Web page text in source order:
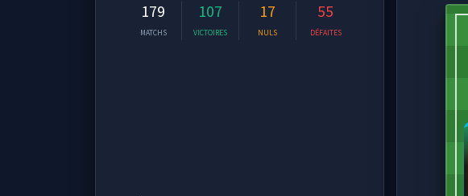
179
MATCHS
107
VICTOIRES
17
NULS
55
DÉFAITES